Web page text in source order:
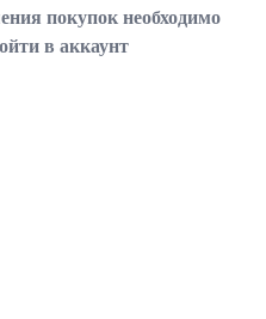
покупок необходимо
в аккаунт